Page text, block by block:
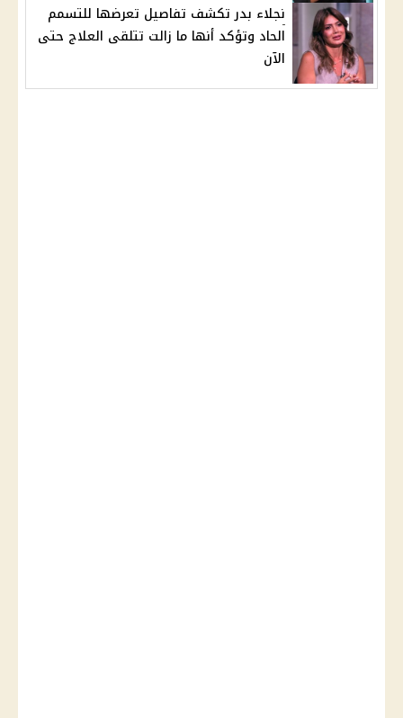
نجلاء بدر تكشف تفاصيل تعرضها للتسمم
الحاد وتؤكد أنها ما زالت تتلقى العلاج حتى
الآن